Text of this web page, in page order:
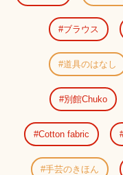
ブラウス
道具のはなし
別館Chuko
Cotton fabric
手芸のきほん